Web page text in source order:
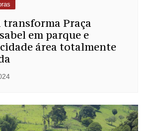
Praça
em parque e
área totalmente